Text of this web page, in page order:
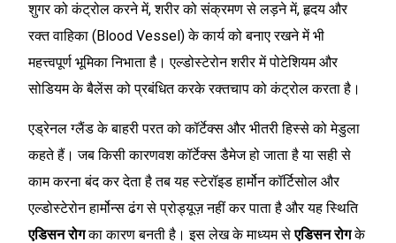
शुगर को कंट्रोल करने में, शरीर को संक्रमण से लड़ने में, हृदय और
रक्त वाहिका (Blood Vessel) के कार्य को बनाए रखने में भी
महत्त्वपूर्ण भूमिका निभाता है। एल्डोस्टेरोन शरीर में पोटेशियम और
सोडियम के बैलेंस को प्रबंधित करके रक्तचाप को कंट्रोल करता है।
एड्रेनल ग्लैंड के बाहरी परत को कॉर्टेक्स और भीतरी हिस्से को मेडुला
कहते हैं। जब किसी कारणवश कॉर्टेक्स डैमेज हो जाता है या सही से
काम करना बंद कर देता है तब यह स्टेरॉइड हार्मोन कॉर्टिसोल और
एल्डोस्टेरोन हार्मोन्स ढंग से प्रोड्यूज़ नहीं कर पाता है और यह स्थिति
एडिसन रोगका कारण बनती है। इस लेख के माध्यम सेएडिसन रोगके